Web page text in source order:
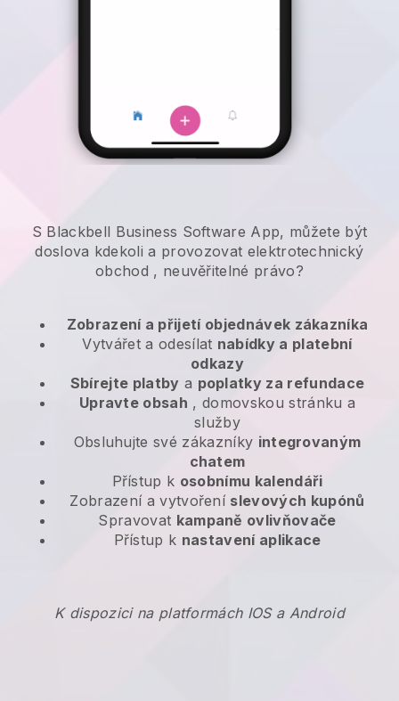
S Blackbell Business Software App, můžete být
doslova kdekoli a provozovat elektrotechnický
obchod , neuvěřitelné právo?
Zobrazení a přijetí objednávek zákazníka
Vytvářet a odesílat nabídky a platební
odkazy
Sbírejte platby a poplatky za refundace
Upravte obsah , domovskou stránku a
služby
Obsluhujte své zákazníky integrovaným
chatem
Přístup k osobnímu kalendáři
Zobrazení a vytvoření slevových kupónů
Spravovat kampaně ovlivňovače
Přístup k nastavení aplikace
K dispozici na platformách IOS a Android